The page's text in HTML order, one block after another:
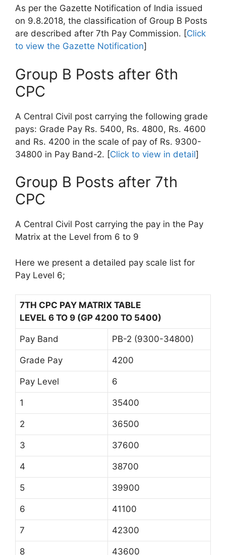
As per the Gazette Notification of India issued
on 9.8.2018, the classification of Group B Posts
are described after 7th Pay Commission. [Click
to view the Gazette Notification]
Group B Posts after 6th
CPC
A Central Civil post carrying the following grade
pays: Grade Pay Rs. 5400, Rs. 4800, Rs. 4600
and Rs. 4200 in the scale of pay of Rs. 9300-
34800 in Pay Band-2. [Click to view in detail]
Group B Posts after 7th
CPC
A Central Civil Post carrying the pay in the Pay
Matrix at the Level from 6 to 9
Here we present a detailed pay scale list for
Pay Level 6;
7TH CPC PAY MATRIX TABLE
LEVEL 6 TO 9 (GP 4200 TO 5400)
Pay Band PB-2 (9300-34800)
Grade Pay 4200
Pay Level 6
1 35400
2 36500
3 37600
4 38700
5 39900
6 41100
7 42300
8 43600